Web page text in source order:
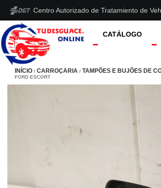
Centro Autorizado de Tratamiento de
CATÁLOGO
INÍCIO / CARROÇARIA / TAMPÕES E BUJÕES DE
FORD ESCORT